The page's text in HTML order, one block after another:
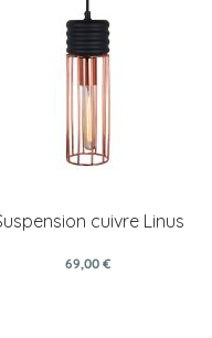
cuivre Linus
69,00 €